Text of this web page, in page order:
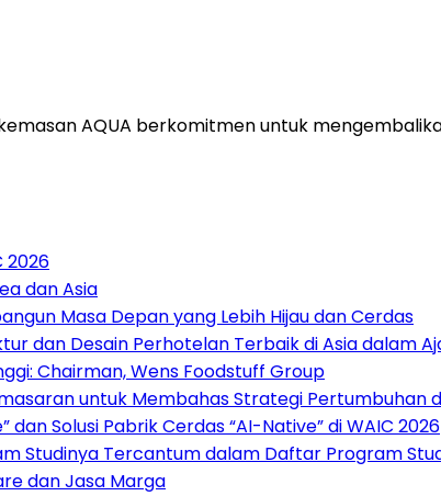
AQUA berkomitmen untuk
2026
dan Asia
Masa Depan yang Lebih Hijau dan Cerdas
dan Desain Perhotelan Terbaik di Asia dalam
Chairman, Wens Foodstuff Group
untuk Membahas Strategi Pertumbuhan
Solusi Pabrik Cerdas “AI-Native” di WAIC 2026
Studinya Tercantum dalam Daftar Program
dan Jasa Marga